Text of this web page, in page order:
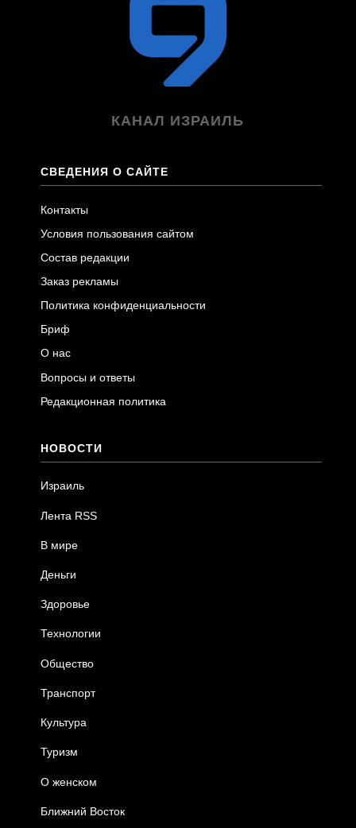
КАНАЛ ИЗРАИЛЬ
СВЕДЕНИЯ О САЙТЕ
Контакты
Условия пользования сайтом
Состав редакции
Заказ рекламы
Политика конфиденциальности
Бриф
О нас
Вопросы и ответы
Редакционная политика
НОВОСТИ
Израиль
Лента RSS
В мире
Деньги
Здоровье
Технологии
Общество
Транспорт
Культура
Туризм
О женском
Ближний Восток